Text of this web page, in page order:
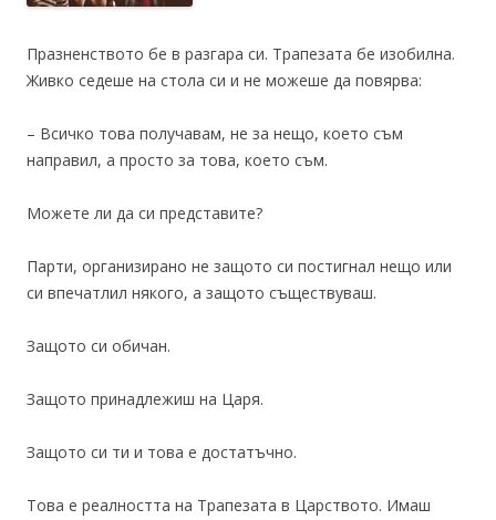
Празненството бе в разгара си. Трапезата бе изобилна.
Живко седеше на стола си и не можеше да повярва:
– Всичко това получавам, не за нещо, което съм
направил, а просто за това, което съм.
Можете ли да си представите?
Парти, организирано не защото си постигнал нещо или
си впечатлил някого, а защото съществуваш.
Защото си обичан.
Защото принадлежиш на Царя.
Защото си ти и това е достатъчно.
Това е реалността на Трапезата в Царството. Имаш